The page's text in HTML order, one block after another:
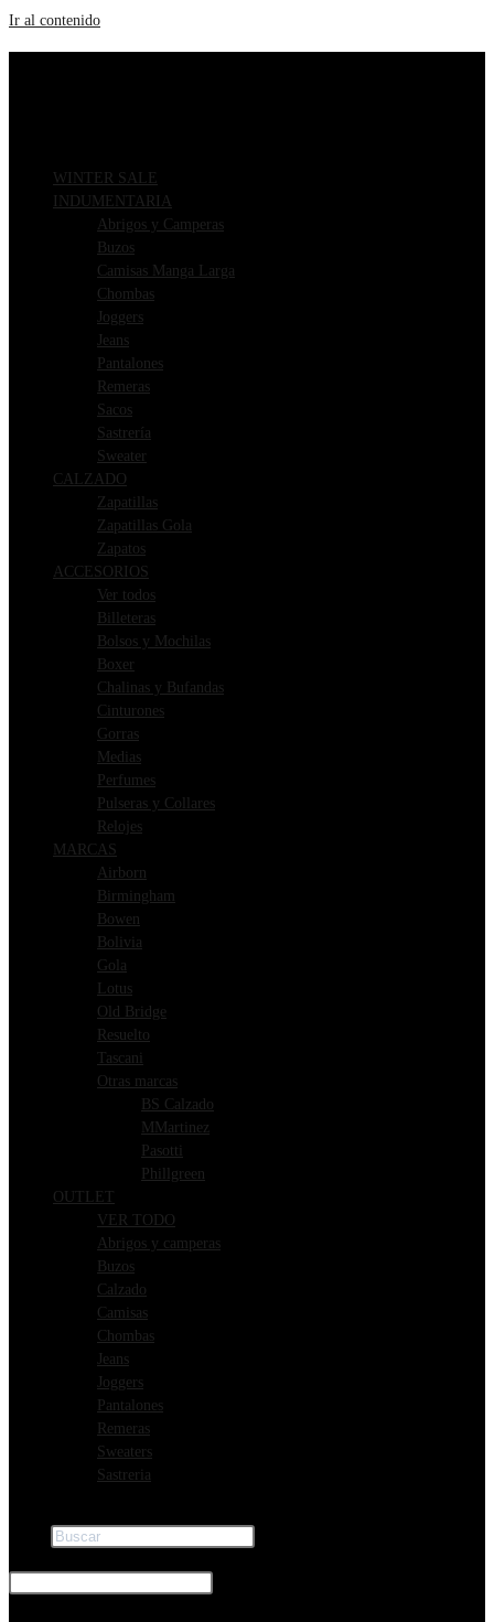
Ir al contenido
WINTER SALE
INDUMENTARIA
Abrigos y Camperas
Buzos
Camisas Manga Larga
Chombas
Joggers
Jeans
Pantalones
Remeras
Sacos
Sastrería
Sweater
CALZADO
Zapatillas
Zapatillas Gola
Zapatos
ACCESORIOS
Ver todos
Billeteras
Bolsos y Mochilas
Boxer
Chalinas y Bufandas
Cinturones
Gorras
Medias
Perfumes
Pulseras y Collares
Relojes
MARCAS
Airborn
Birmingham
Bowen
Bolivia
Gola
Lotus
Old Bridge
Resuelto
Tascani
Otras marcas
BS Calzado
MMartinez
Pasotti
Phillgreen
OUTLET
VER TODO
Abrigos y camperas
Buzos
Calzado
Camisas
Chombas
Jeans
Joggers
Pantalones
Remeras
Sweaters
Sastreria